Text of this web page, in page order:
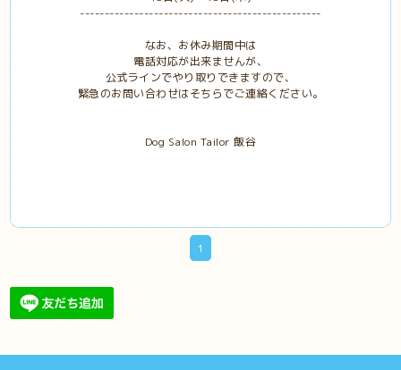
-------------------------------------------------
なお、お休み期間中は
電話対応が出来ませんが、
公式ラインでやり取りできますので、
緊急のお問い合わせはそちらでご連絡ください。
Dog Salon Tailor 飯谷
1